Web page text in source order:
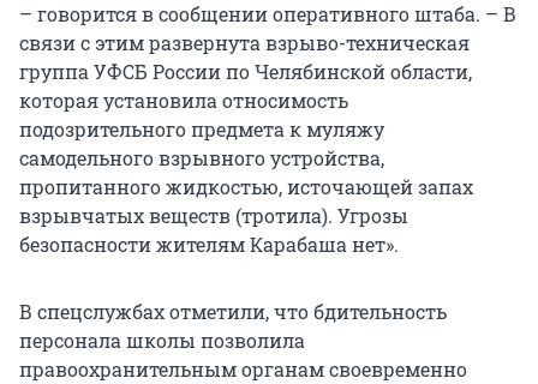
– говорится в сообщении оперативного штаба. – В
связи с этим развернута взрыво-техническая
группа УФСБ России по Челябинской области,
которая установила относимость
подозрительного предмета к муляжу
самодельного взрывного устройства,
пропитанного жидкостью, источающей запах
взрывчатых веществ (тротила). Угрозы
безопасности жителям Карабаша нет».
В спецслужбах отметили, что бдительность
персонала школы позволила
правоохранительным органам своевременно